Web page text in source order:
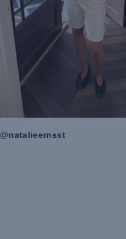
@natalieernsst